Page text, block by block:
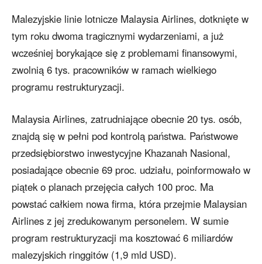
Malezyjskie linie lotnicze Malaysia Airlines, dotknięte w
tym roku dwoma tragicznymi wydarzeniami, a już
wcześniej borykające się z problemami finansowymi,
zwolnią 6 tys. pracowników w ramach wielkiego
programu restrukturyzacji.
Malaysia Airlines, zatrudniające obecnie 20 tys. osób,
znajdą się w pełni pod kontrolą państwa. Państwowe
przedsiębiorstwo inwestycyjne Khazanah Nasional,
posiadające obecnie 69 proc. udziału, poinformowało w
piątek o planach przejęcia całych 100 proc. Ma
powstać całkiem nowa firma, która przejmie Malaysian
Airlines z jej zredukowanym personelem. W sumie
program restrukturyzacji ma kosztować 6 miliardów
malezyjskich ringgitów (1,9 mld USD).